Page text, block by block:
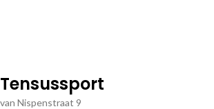
Tensussport
van Nispenstraat 9